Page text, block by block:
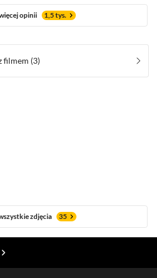
opinii 1,5 tys.
filmem (3)
zdjęcia 35